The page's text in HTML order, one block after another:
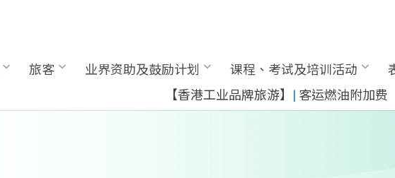
旅客 业界资助及鼓励计划 课程、考试及培训活动
【香港工业品牌旅游】
| 客运燃油附加费